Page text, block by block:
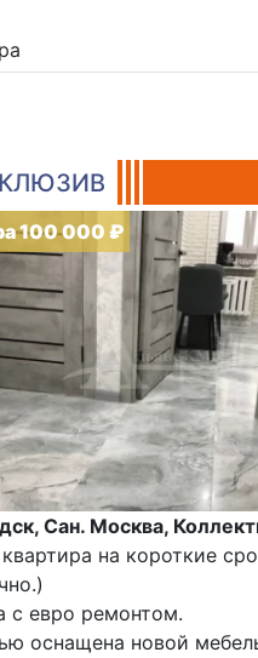
100 000 ₽
Сан. Москва,
на короткие
с евро ремонтом.
оснащена новой